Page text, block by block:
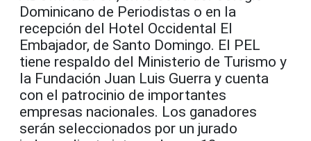
Dominicano de Periodistas o en la
recepción del Hotel Occidental El
Embajador, de Santo Domingo. El PEL
tiene respaldo del Ministerio de Turismo y
la Fundación Juan Luis Guerra y cuenta
con el patrocinio de importantes
empresas nacionales. Los ganadores
serán seleccionados por un jurado